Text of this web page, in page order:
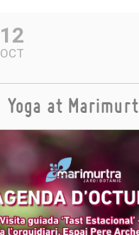
12
OCT
Yoga at